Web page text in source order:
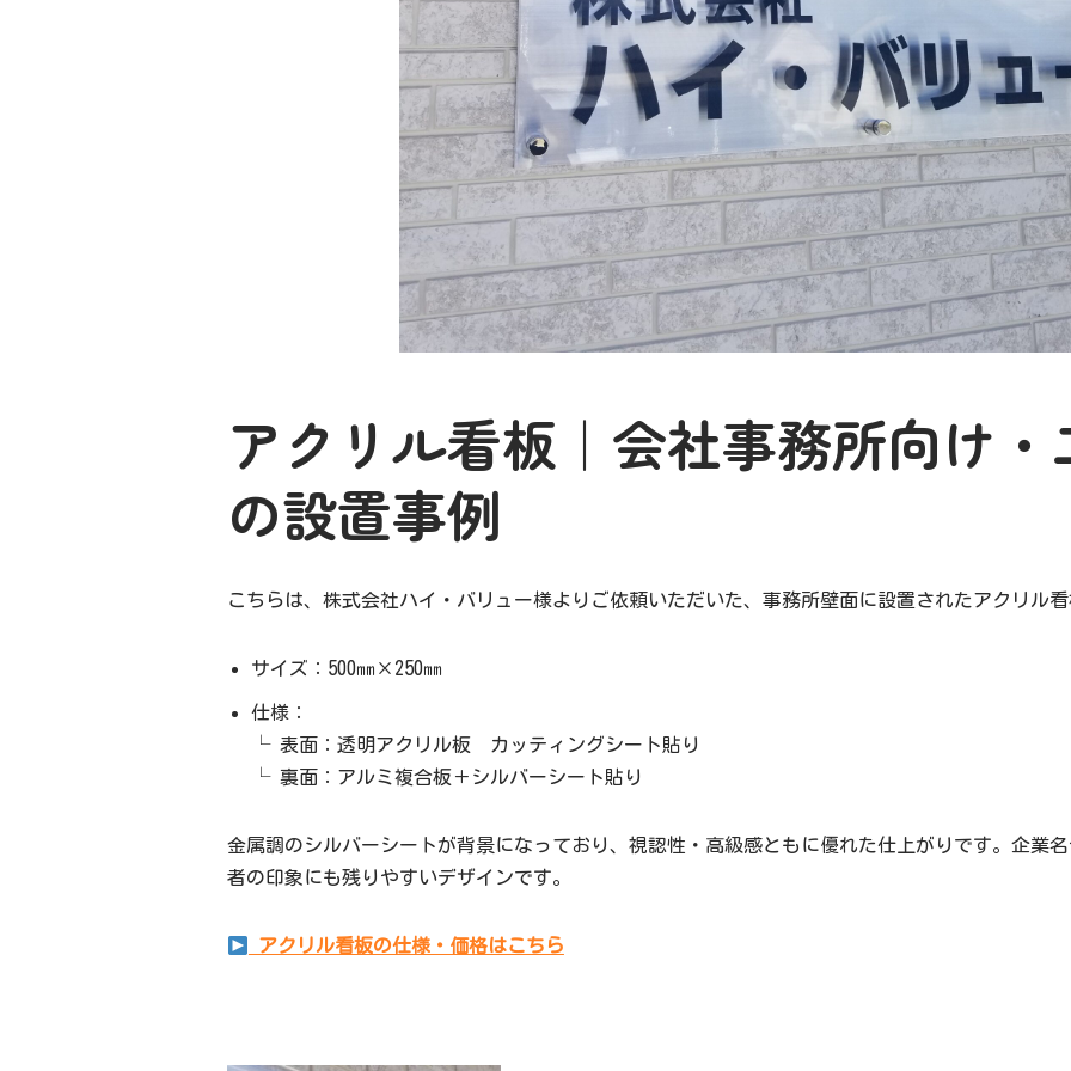
アクリル看板｜会社事務所向け
の設置事例
こちらは、株式会社ハイ・バリュー様よりご依頼いただいた、事務所壁面に設置されたアクリル
サイズ：500㎜×250㎜
仕様：
└ 表面：透明アクリル板 カッティングシート貼り
└ 裏面：アルミ複合板＋シルバーシート貼り
金属調のシルバーシートが背景になっており、視認性・高級感ともに優れた仕上がりです。企業
者の印象にも残りやすいデザインです。
アクリル看板の仕様・価格はこちら